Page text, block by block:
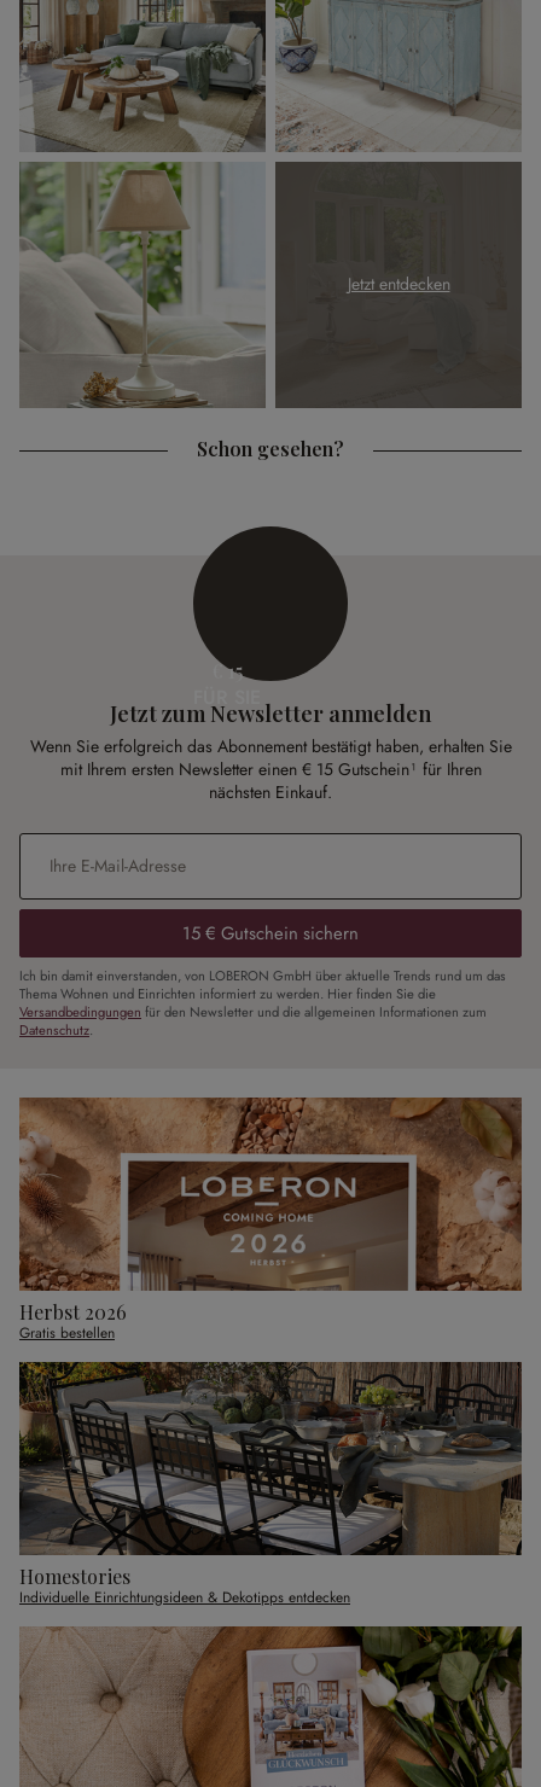
Jetzt entdecken
Schon gesehen?
€ 15
Jetzt zum Newsletter anmelden
Wenn Sie erfolgreich das Abonnement bestätigt haben, erhalten Sie
mit Ihrem ersten Newsletter einen € 15 Gutschein¹ für Ihren
nächsten Einkauf.
E-Mail-Adresse
15 € Gutschein sichern
Ich bin damit einverstanden, von LOBERON GmbH über aktuelle Trends rund um das
Thema Wohnen und Einrichten informiert zu werden. Hier finden Sie die
Versandbedingungen für den Newsletter und die allgemeinen Informationen zum
Datenschutz.
Herbst 2026
Gratis bestellen
Homestories
Individuelle Einrichtungsideen & Dekotipps entdecken